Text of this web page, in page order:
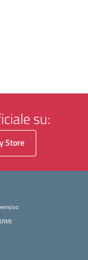
su:
Store